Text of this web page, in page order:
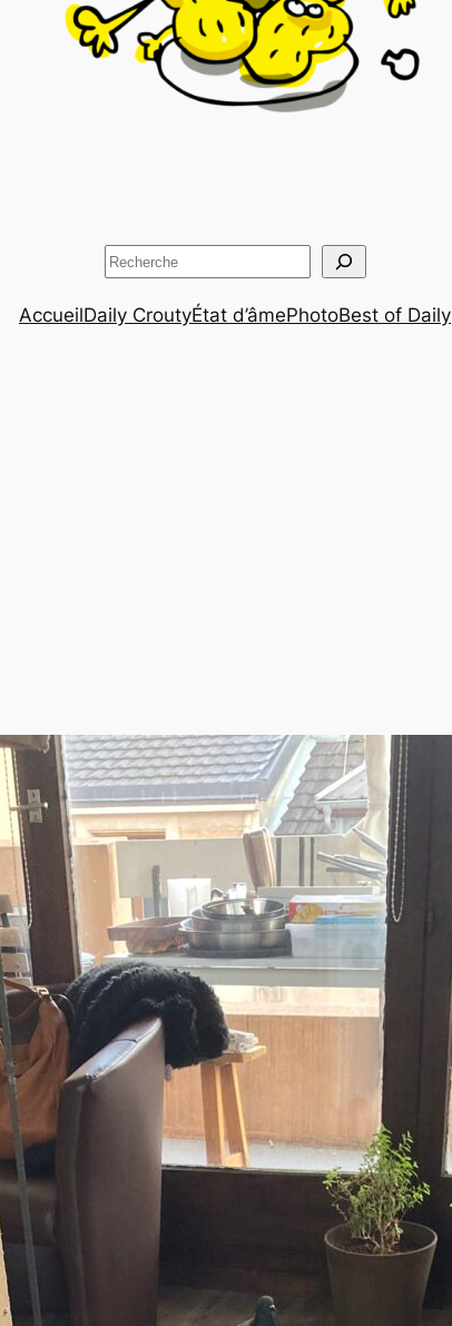
Rechercher
AccueilDaily CroutyÉtat d’âmePhotoBest of Daily